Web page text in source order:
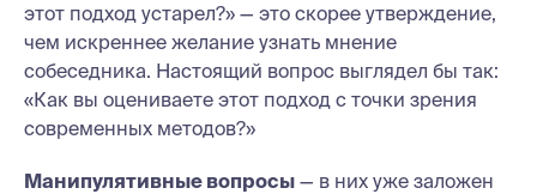
этот подход устарел?» — это скорее утверждение,
чем искреннее желание узнать мнение
собеседника. Настоящий вопрос выглядел бы так:
«Как вы оцениваете этот подход с точки зрения
современных методов?»
Манипулятивные вопросы — в них уже заложен